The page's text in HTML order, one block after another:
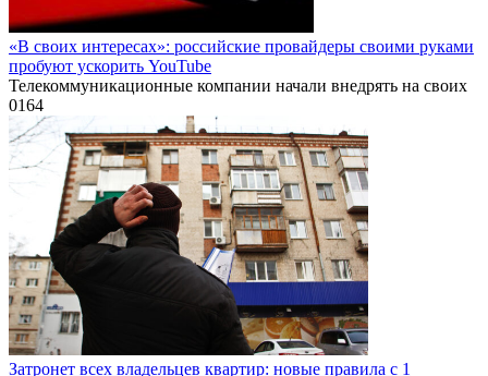
«В своих интересах»: российские провайдеры своими руками
пробуют ускорить YouTube
Телекоммуникационные компании начали внедрять на своих
0164
Затронет всех владельцев квартир: новые правила с 1